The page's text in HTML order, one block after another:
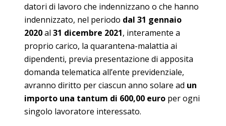
datori di lavoro che indennizzano o che hanno
indennizzato, nel periodo dal 31 gennaio
2020al 31 dicembre 2021, interamente a
proprio carico, la quarantena-malattia ai
dipendenti, previa presentazione di apposita
domanda telematica all’ente previdenziale,
avranno diritto per ciascun anno solare ad un
importo una tantum di 600,00 euro per ogni
singolo lavoratore interessato.